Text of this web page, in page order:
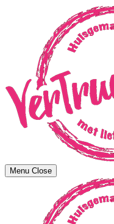
Menu Close